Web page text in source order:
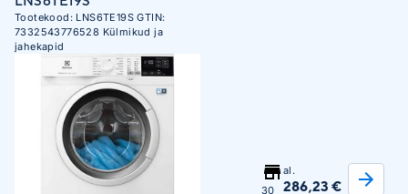
Tootekood: LNS6TE19S GTIN:
7332543776528 Külmikud ja
jahekapid
30
al.
286,23 €